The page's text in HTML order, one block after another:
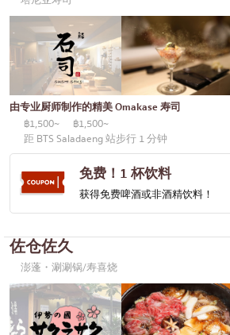
由专业厨师制作的精美 Omakase 寿司
฿1,500~
฿1,500~
距 BTS Saladaeng 站步行 1 分钟
免费！1 杯饮料
获得免费啤酒或非酒精饮料！
佐仓佐久
澎蓬・涮涮锅/寿喜烧